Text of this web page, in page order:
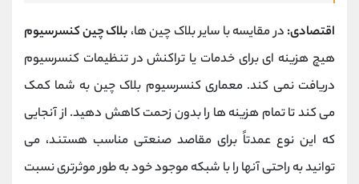
اقتصادی: در مقایسه با سایر بلاک چین ها، بلاک چین کنسرسیوم
هیچ هزینه ای برای خدمات یا تراکنش در تنظیمات کنسرسیوم
دریافت نمی کند. معماری کنسرسیوم بلاک چین به شما کمک
می کند تا تمام هزینه ها را بدون زحمت کاهش دهید. از آنجایی
که این نوع عمدتاً برای مقاصد صنعتی مناسب هستند، می
توانید به راحتی آنها را با شبکه موجود خود به طور موثرتری نسبت